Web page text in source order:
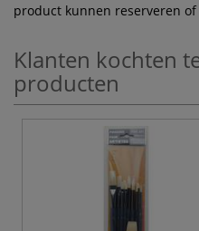
product kunnen reserveren
Klanten kochten
producten